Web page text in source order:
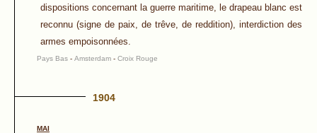
dispositions concernant la guerre maritime, le drapeau blanc est
reconnu (signe de paix, de trêve, de reddition), interdiction des
armes empoisonnées.
Pays Bas - Amsterdam - Croix Rouge
1904
MAI